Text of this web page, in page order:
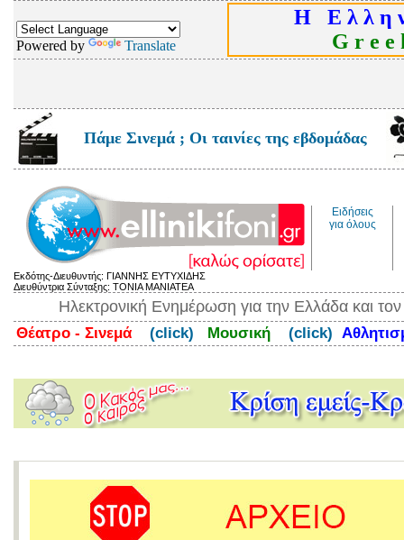
Powered by Translate
Η Ε λ λ η
G r e e
Πάμε Σινεμά ; Οι ταινίες της εβδομάδας
Ειδήσεις
για όλους
Εκδότης-Διευθυντής: ΓΙΑΝΝΗΣ ΕΥΤΥΧΙΔΗΣ
Διευθύντρια Σύνταξης: ΤΟΝΙΑ ΜΑΝΙΑΤΕΑ
Ηλεκτρονική Ενημέρωση για την Ελλάδα και
Θέατρο - Σινεμά (click) Μουσική (click)